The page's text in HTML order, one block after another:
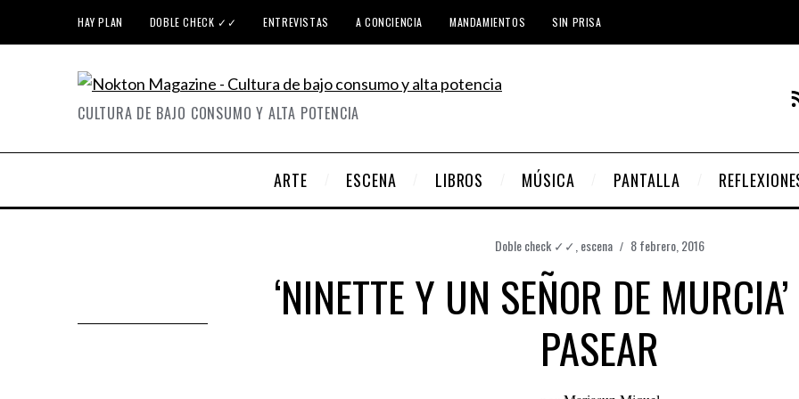
HAY PLAN DOBLE CHECK ✓✓ ENTREVISTAS A CONCIENCIA MANDAMIENTOS SIN PRISA
CULTURA DE BAJO CONSUMO Y ALTA POTENCIA
ARTE ESCENA LIBROS MÚSICA PANTALLA
Doble check ✓✓ escena 8 febrero, 2016
‘NINETTE Y UN SEÑOR DE
PASEAR